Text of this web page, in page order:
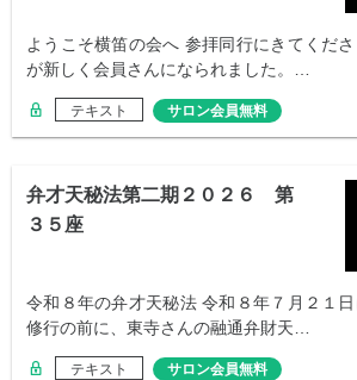
ようこそ横笛の会へ 参拝同行にきてくだ
が新しく会員さんになられました。…
テキスト サロン会員無料
弁才天秘法第二期２０２６ 第
３５座
令和８年の弁才天秘法 令和８年７月２１
修行の前に、東寺さんの融通弁財天…
テキスト サロン会員無料